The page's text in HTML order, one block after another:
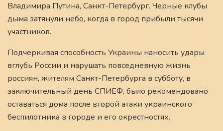
Владимира Путина, Санкт-Петербург. Черные клубы
дыма затянули небо, когда в город прибыли тысячи
участников.
Подчеркивая способность Украины наносить удары
вглубь России и нарушать повседневную жизнь
россиян, жителям Санкт-Петербурга в субботу, в
заключительный день СПИЕФ, было рекомендовано
оставаться дома после второй атаки украинского
беспилотника в городе и его окрестностях.